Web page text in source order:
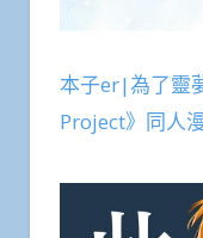
本子er|為了靈
Project》同人